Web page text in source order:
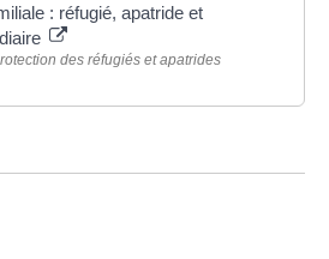
: réfugié, apatride et
des réfugiés et apatrides